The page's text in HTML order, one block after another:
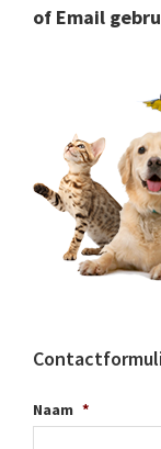
of Email
Naam *